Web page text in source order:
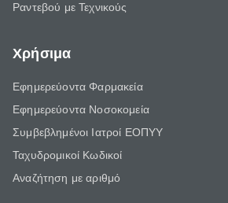
Ραντεβού με Τεχνικούς
Χρήσιμα
Εφημερεύοντα Φαρμακεία
Εφημερεύοντα Νοσοκομεία
Συμβεβλημένοι Ιατροί ΕΟΠΥΥ
Ταχυδρομικοί Κωδικοί
Αναζήτηση με αριθμό